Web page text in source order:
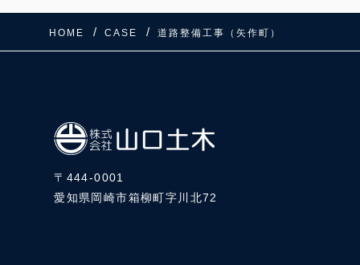
HOME CASE 道路整備工事（矢作町）
〒444-0001
愛知県岡崎市箱柳町字川北72